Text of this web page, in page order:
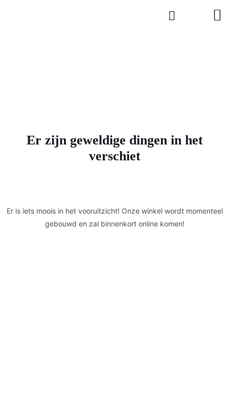
Er zijn geweldige dingen in het
verschiet
Er is iets moois in het vooruitzicht! Onze winkel wordt momenteel
gebouwd en zal binnenkort online komen!